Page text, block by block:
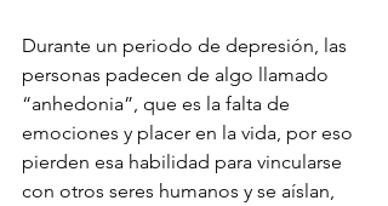
Durante un periodo de depresión, las
personas padecen de algo llamado
“anhedonia”, que es la falta de
emociones y placer en la vida, por eso
pierden esa habilidad para vincularse
con otros seres humanos y se aíslan,